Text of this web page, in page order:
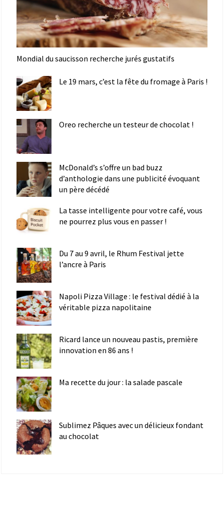
Mondial du saucisson recherche jurés gustatifs
Le 19 mars, c’est la fête du fromage à Paris !
Oreo recherche un testeur de chocolat !
McDonald’s s’offre un bad buzz
d’anthologie dans une publicité évoquant
un père décédé
La tasse intelligente pour votre café, vous
ne pourrez plus vous en passer !
Du 7 au 9 avril, le Rhum Festival jette
l’ancre à Paris
Napoli Pizza Village : le festival dédié à la
véritable pizza napolitaine
Ricard lance un nouveau pastis, première
innovation en 86 ans !
Ma recette du jour : la salade pascale
Sublimez Pâques avec un délicieux fondant
au chocolat